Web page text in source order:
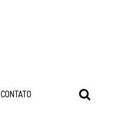
CONTATO